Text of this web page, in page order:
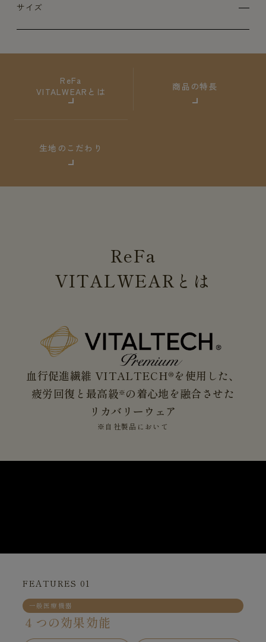
サイズ
ReFa
VITALWEARとは
商品の特長
生地のこだわり
ReFa
VITALWEAR とは
血行促進繊維 VITALTECH®を使用した、
疲労回復と最高級※ の着心地を融合させた
リカバリーウェア
※自社製品において
FEATURES 01
一般医療機器
４つの効果効能